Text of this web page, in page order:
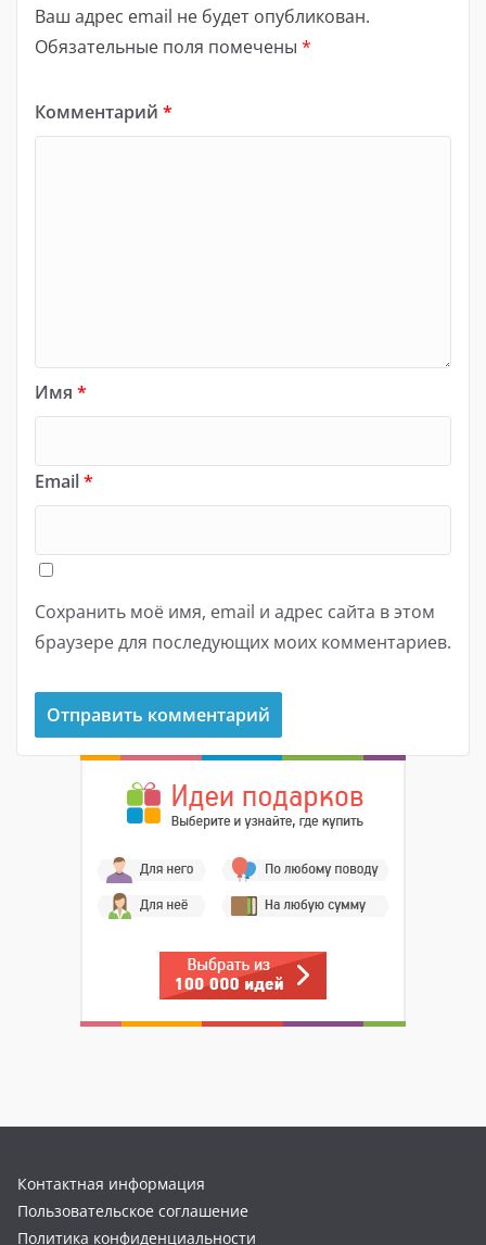
Ваш адрес email не будет опубликован.
Обязательные поля помечены *
Комментарий *
Имя *
Email*
Сохранить моё имя, email и адрес сайта в этом
браузере для последующих моих комментариев.
Контактная информация
Пользовательское соглашение
Политика конфиденциальности